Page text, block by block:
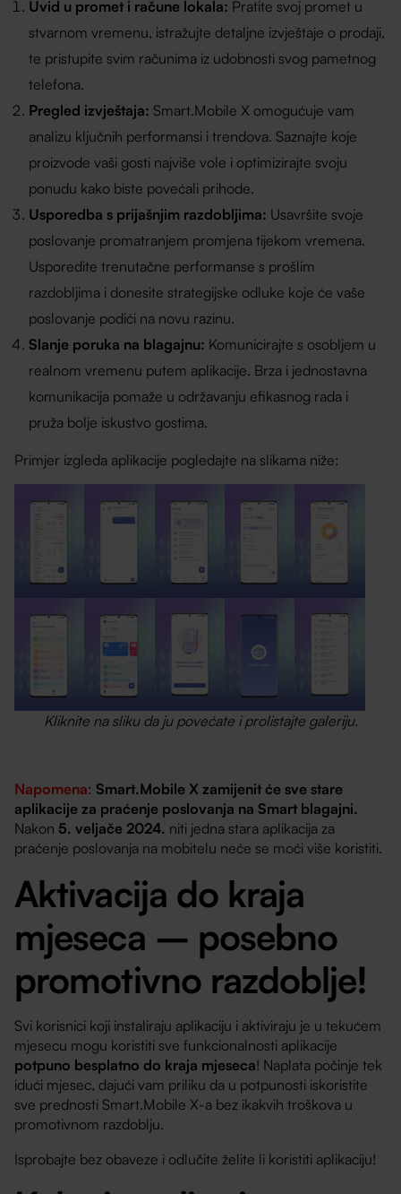
Uvid u promet i račune lokala: Pratite svoj promet u
stvarnom vremenu, istražujte detaljne izvještaje o prodaji,
te pristupite svim računima iz udobnosti svog pametnog
telefona.
Pregled izvještaja: Smart.Mobile X omogućuje vam
analizu ključnih performansi i trendova. Saznajte koje
proizvode vaši gosti najviše vole i optimizirajte svoju
ponudu kako biste povećali prihode.
Usporedba s prijašnjim razdobljima: Usavršite svoje
poslovanje promatranjem promjena tijekom vremena.
Usporedite trenutačne performanse s prošlim
razdobljima i donesite strategijske odluke koje će vaše
poslovanje podići na novu razinu.
Slanje poruka na blagajnu: Komunicirajte s osobljem u
realnom vremenu putem aplikacije. Brza i jednostavna
komunikacija pomaže u održavanju efikasnog rada i
pruža bolje iskustvo gostima.
Primjer izgleda aplikacije pogledajte na slikama niže:
Kliknite na sliku da ju povećate i prolistajte galeriju.
Napomena:Smart.Mobile X zamijenit će sve stare
aplikacije za praćenje poslovanja na Smart blagajni.
Nakon 5. veljače 2024. niti jedna stara aplikacija za
praćenje poslovanja na mobitelu neće se moći više koristiti.
Aktivacija do kraja
mjeseca – posebno
promotivno razdoblje!
Svi korisnici koji instaliraju aplikaciju i aktiviraju je u tekućem
mjesecu mogu koristiti sve funkcionalnosti aplikacije
potpuno besplatno do kraja mjeseca! Naplata počinje tek
idući mjesec, dajući vam priliku da u potpunosti iskoristite
sve prednosti Smart.Mobile X-a bez ikakvih troškova u
promotivnom razdoblju.
Isprobajte bez obaveze i odlučite želite li koristiti aplikaciju!